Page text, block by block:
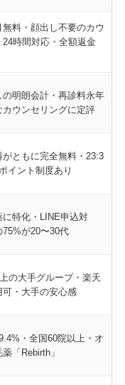
料・顔出し不要のカウ
24時間対応・全額返金
の明朗会計・再診料永年
カウンセリングに定評
ともに完全無料・23:3
イント制度あり
に特化・LINE申込対
75%が20〜30代
の大手グループ・楽天
可・大手の安心感
・全国60院以上・オ
「Rebirth」